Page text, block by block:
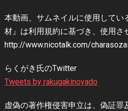
本動画、サムネイルに使用してい
材』は利用規約に基づき、使用さ
http://www.nicotalk.com/
らくがき氏のTwitter
Tweets by rakugakinoyado
虚偽の著作権侵害申立は、偽証罪